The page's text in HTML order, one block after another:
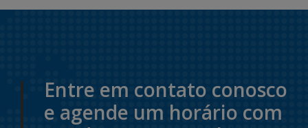
Entre em contato conosco
e agende um horário com